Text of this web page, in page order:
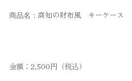
商品名： 高知の財布風 キーケース
金額：2,500円（税込）